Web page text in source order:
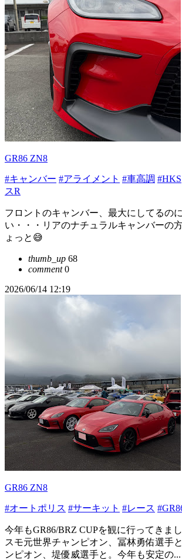
GR86 ZN8
#キャンバー #アライメント #車高調 #HKS
スR
フロントのキャンバー、最大にしてるの
い・・・リアのナチュラルキャンバーの
ょっと😅
thumb_up 68
comment0
2026/06/14 12:19
GR86 ZN8
#オートポリス #サーキット #レース
今年もGR86/BRZ CUPを観に行ってきま
スモ元世界チャンピオン、冨林勇佑選手
ンピオン、堤優威選手と。今年も安定の...